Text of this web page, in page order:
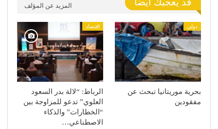
المزيد عن المؤلف
دولي
بحرية موريتانيا تبحث عن
مفقودين
اقتصاد
الرباط: “لالة بدر السعود
العلوي” تدعو للمزاوجة بين
“الخطارات” والذكاء
الاصطناعي…